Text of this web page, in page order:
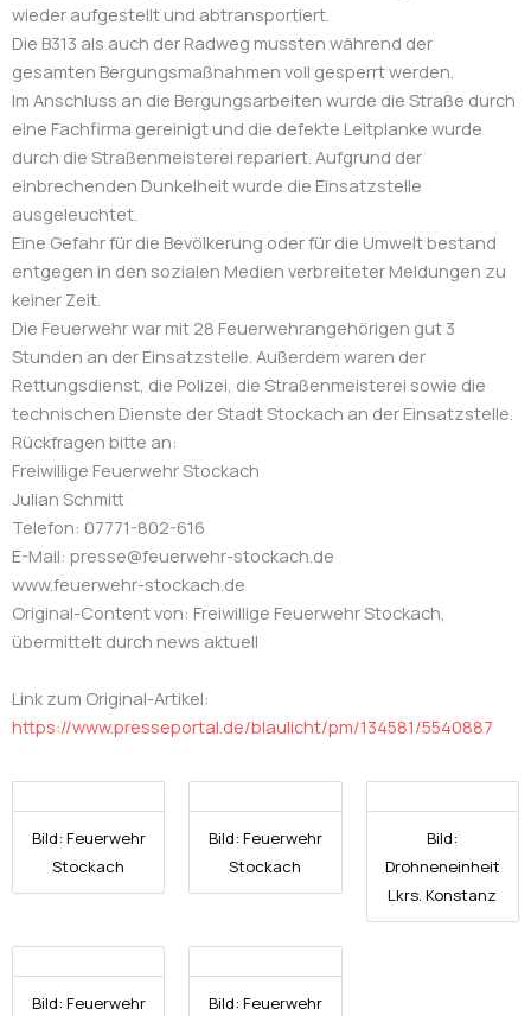
wieder aufgestellt und abtransportiert.
Die B313 als auch der Radweg mussten während der
gesamten Bergungsmaßnahmen voll gesperrt werden.
Im Anschluss an die Bergungsarbeiten wurde die Straße durch
eine Fachfirma gereinigt und die defekte Leitplanke wurde
durch die Straßenmeisterei repariert. Aufgrund der
einbrechenden Dunkelheit wurde die Einsatzstelle
ausgeleuchtet.
Eine Gefahr für die Bevölkerung oder für die Umwelt bestand
entgegen in den sozialen Medien verbreiteter Meldungen zu
keiner Zeit.
Die Feuerwehr war mit 28 Feuerwehrangehörigen gut 3
Stunden an der Einsatzstelle. Außerdem waren der
Rettungsdienst, die Polizei, die Straßenmeisterei sowie die
technischen Dienste der Stadt Stockach an der Einsatzstelle.
Rückfragen bitte an:
Freiwillige Feuerwehr Stockach
Julian Schmitt
Telefon: 07771-802-616
E-Mail: presse@feuerwehr-stockach.de
www.feuerwehr-stockach.de
Original-Content von: Freiwillige Feuerwehr Stockach,
übermittelt durch news aktuell
Link zum Original-Artikel:
https://www.presseportal.de/blaulicht/pm/134581/5540887
Bild: Feuerwehr
Stockach
Bild: Feuerwehr
Stockach
Bild:
Drohneneinheit
Lkrs. Konstanz
Bild: Feuerwehr
Bild: Feuerwehr